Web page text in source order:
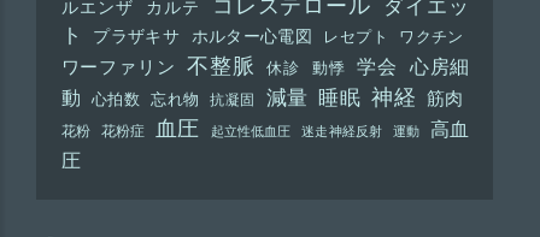
ルエンザ
カルテ コレステロール
ダイエッ
ト
プラザキサ ホルター心電図 レセプト ワクチン
ワーファリン 不整脈 休診 動悸 学会
心房細
動
心拍数 忘れ物 抗凝固 減量 睡眠 神経 筋肉
花粉 花粉症 血圧 起立性低血圧 迷走神経反射 運動
高血
圧